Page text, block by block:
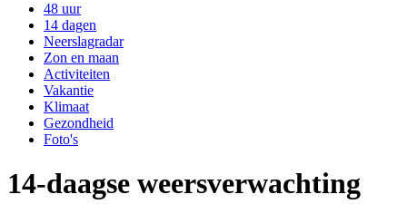
48 uur
14 dagen
Neerslagradar
Zon en maan
Activiteiten
Vakantie
Klimaat
Gezondheid
Foto's
14-daagse weersverwachting